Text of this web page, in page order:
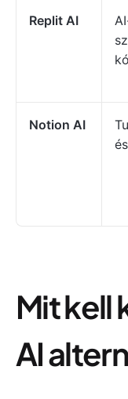
Replit AI
Notion AI
Mit kell
AI